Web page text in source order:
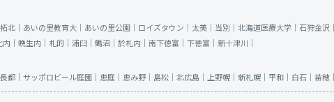
拓北｜ あいの里教育大｜ あいの里公園｜ ロイズタウン｜ 太美｜ 当別｜ 北海道医療大学｜ 石狩金沢｜
｜ 晩生内｜ 札的｜ 浦臼｜ 鶴沼｜ 於札内｜ 南下徳富｜ 下徳富｜ 新十津川｜
長都｜ サッポロビール庭園｜ 恵庭｜ 恵み野｜ 島松｜ 北広島｜ 上野幌｜ 新札幌｜ 平和｜ 白石｜ 苗穂｜